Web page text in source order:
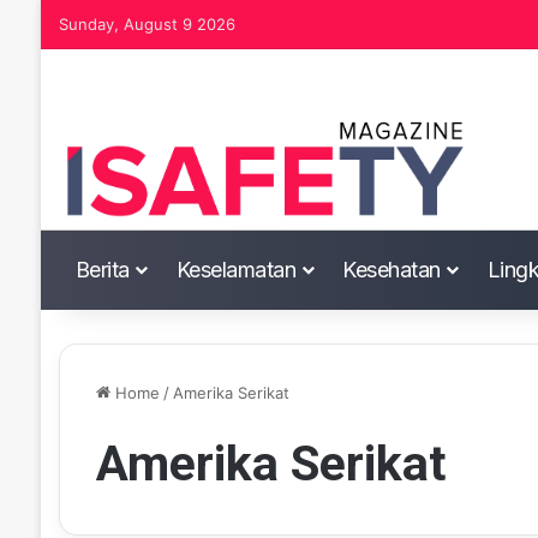
Sunday, August 9 2026
Berita Keselamatan Kesehatan
Home / Amerika Serikat
Amerika Serikat